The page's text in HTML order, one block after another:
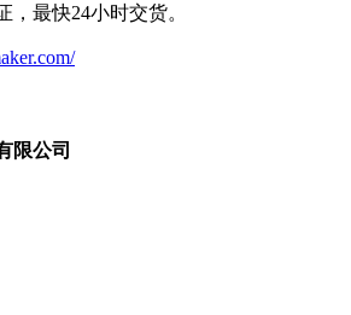
，最快24小时交货。
限公司